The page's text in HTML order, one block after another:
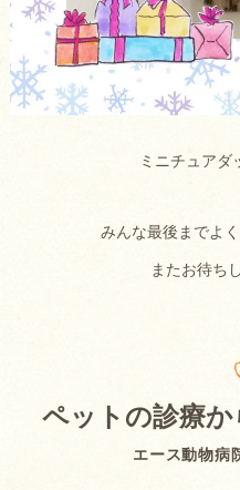
ミニチュアダ
みんな最後までよ
またお待ち
エース動物病
ペットの診療